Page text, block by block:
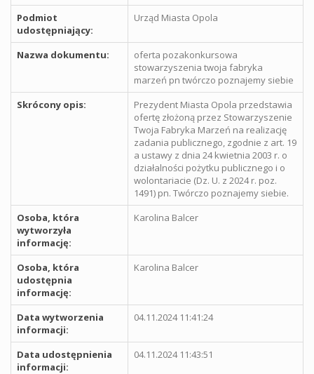
Podmiot
udostępniający:
Urząd Miasta Opola
Nazwa dokumentu:
oferta pozakonkursowa
stowarzyszenia twoja fabryka
marzeń pn twórczo poznajemy siebie
Skrócony opis:
Prezydent Miasta Opola przedstawia
ofertę złożoną przez Stowarzyszenie
Twoja Fabryka Marzeń na realizację
zadania publicznego, zgodnie z art. 19
a ustawy z dnia 24 kwietnia 2003 r. o
działalności pożytku publicznego i o
wolontariacie (Dz. U. z 2024 r. poz.
1491) pn. Twórczo poznajemy siebie.
Osoba, która
wytworzyła
informację:
Karolina Balcer
Osoba, która
udostępnia
informację:
Karolina Balcer
Data wytworzenia
informacji:
04.11.2024 11:41:24
Data udostępnienia
informacji:
04.11.2024 11:43:51